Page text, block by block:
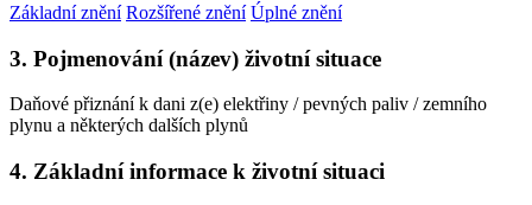
Základní znění Rozšířené znění Úplné znění
3. Pojmenování (název) životní situace
Daňové přiznání k dani z(e) elektřiny / pevných paliv / zemního
plynu a některých dalších plynů
4. Základní informace k životní situaci